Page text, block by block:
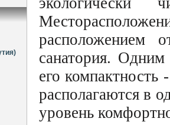
расположением
санатория. Одним
его компактность
располагаются в
уровень